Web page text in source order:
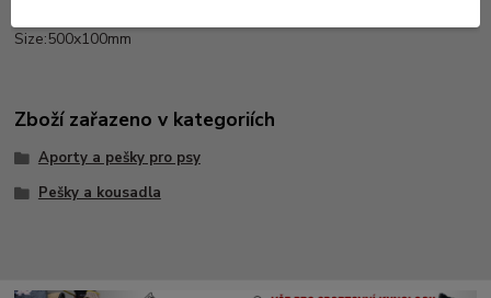
Size:500x100mm
Zboží zařazeno v kategoriích
Aporty a pešky pro psy
Pešky a kousadla